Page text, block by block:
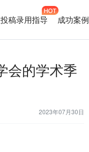
稿录用指导 成功案例
会的学术季
2023年07月30日